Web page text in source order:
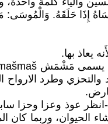
والتحزي وطرد